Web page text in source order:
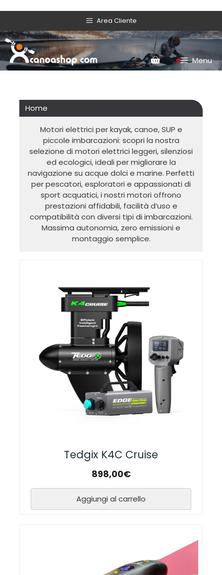
Area Cliente
Menu
Home
Motori elettrici per kayak, canoe, SUP e
piccole imbarcazioni: scopri la nostra
selezione di motori elettrici leggeri, silenziosi
ed ecologici, ideali per migliorare la
navigazione su acque dolci e marine. Perfetti
per pescatori, esploratori e appassionati di
sport acquatici, i nostri motori offrono
prestazioni affidabili, facilità d’uso e
compatibilità con diversi tipi di imbarcazioni.
Massima autonomia, zero emissioni e
montaggio semplice.
Tedgix K4C Cruise
898,00€
Aggiungi al carrello